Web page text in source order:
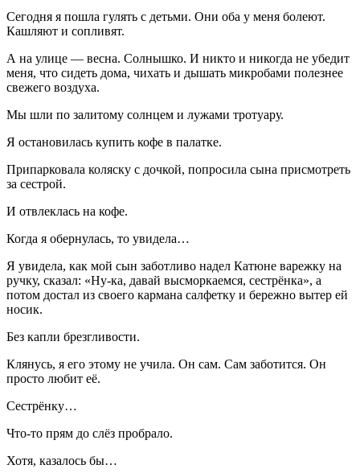
Сегодня я пошла гулять с детьми. Они оба у меня болеют.
Кашляют и сопливят.
А на улице — весна. Солнышко. И никто и никогда не убедит
меня, что сидеть дома, чихать и дышать микробами полезнее
свежего воздуха.
Мы шли по залитому солнцем и лужами тротуару.
Я остановилась купить кофе в палатке.
Припарковала коляску с дочкой, попросила сына присмотреть
за сестрой.
И отвлеклась на кофе.
Когда я обернулась, то увидела…
Я увидела, как мой сын заботливо надел Катюне варежку на
ручку, сказал: «Ну-ка, давай высморкаемся, сестрёнка», а
потом достал из своего кармана салфетку и бережно вытер ей
носик.
Без капли брезгливости.
Клянусь, я его этому не учила. Он сам. Сам заботится. Он
просто любит её.
Сестрёнку…
Что-то прям до слёз пробрало.
Хотя, казалось бы…